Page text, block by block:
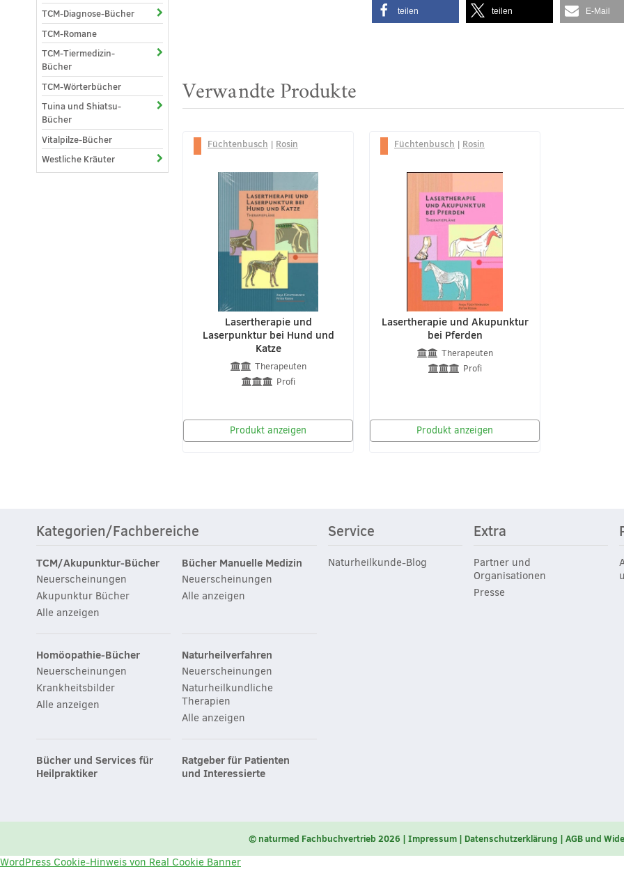
teilen teilen E-Mail
Verwandte Produkte
Füchtenbusch | Rosin
Lasertherapie und
Laserpunktur bei Hund und
Katze
Therapeuten
Profi
Produkt anzeigen
Füchtenbusch | Rosin
Lasertherapie und Akupunktur
bei Pferden
Therapeuten
Profi
Produkt anzeigen
TCM-Diagnose-Bücher
TCM-Romane
TCM-Tiermedizin-
Bücher
TCM-Wörterbücher
Tuina und Shiatsu-
Bücher
Vitalpilze-Bücher
Westliche Kräuter
Kategorien/Fachbereiche
TCM/Akupunktur-Bücher
Neuerscheinungen
Akupunktur Bücher
Alle anzeigen
Bücher Manuelle Medizin
Neuerscheinungen
Alle anzeigen
Homöopathie-Bücher
Neuerscheinungen
Krankheitsbilder
Alle anzeigen
Naturheilverfahren
Neuerscheinungen
Naturheilkundliche
Therapien
Alle anzeigen
Bücher und Services für
Heilpraktiker
Ratgeber für Patienten
und Interessierte
Service
Naturheilkunde-Blog
Extra
Partner und
Organisationen
Presse
© naturmed Fachbuchvertrieb 2026 Impressum Datenschutzerklärung AGB und
WordPress Cookie-Hinweis von Real Cookie Banner